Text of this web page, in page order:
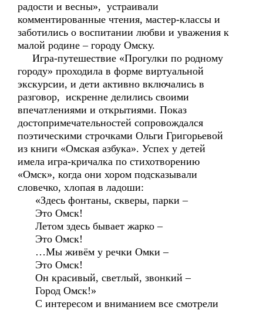
радости и весны», устраивали
комментированные чтения, мастер-классы и
заботились о воспитании любви и уважения к
малой родине – городу Омску.
Игра-путешествие «Прогулки по родному
городу» проходила в форме виртуальной
экскурсии, и дети активно включались в
разговор, искренне делились своими
впечатлениями и открытиями. Показ
достопримечательностей сопровождался
поэтическими строчками Ольги Григорьевой
из книги «Омская азбука». Успех у детей
имела игра-кричалка по стихотворению
«Омск», когда они хором подсказывали
словечко, хлопая в ладоши:
«Здесь фонтаны, скверы, парки –
Это Омск!
Летом здесь бывает жарко –
Это Омск!
…Мы живём у речки Омки –
Это Омск!
Он красивый, светлый, звонкий –
Город Омск!»
С интересом и вниманием все смотрели